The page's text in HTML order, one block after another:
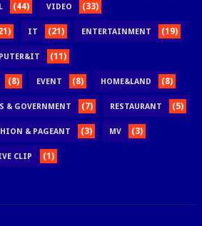
(44) VIDEO (33)
IT (21) ENTERTAINMENT (19)
(11)
(8) EVENT (8) HOME&LAND (8)
& GOVERNMENT (7) RESTAURANT (5)
& PAGEANT (3) MV (3)
CLIP (1)